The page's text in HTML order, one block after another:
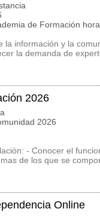
de Formación
la información y la
la demanda de
2026
2026
- Conocer el
de los que se
Online